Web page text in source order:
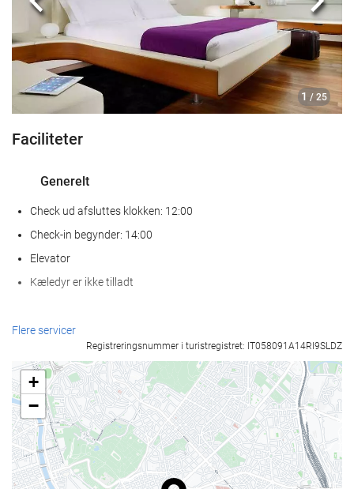
1 / 25
Previous
Faciliteter
Generelt
Check ud afsluttes klokken: 12:00
Check-in begynder: 14:00
Elevator
Kæledyr er ikke tilladt
Receptionen
Døgnåben reception
Bagageopbevaring
Mad og drikke
À la carte-restaurant
Bar
Flere servicer
Registreringsnummer i turistregistret: IT058091A14RI9SLDZ
+
−